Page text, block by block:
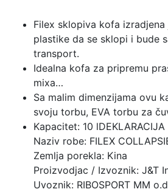
Filex sklopiva kofa
plastike da se sklopi i bude
transport.
Idealna kofa za pripremu
mixa…
Sa malim dimenzijama ovu
svoju torbu, EVA torbu za
Kapacitet: 10 lDEKLARACIJA
Naziv robe: FILEX
Zemlja porekla: Kina
Proizvodjac / Izvoznik: J&T
Uvoznik: RIBOSPORT MM